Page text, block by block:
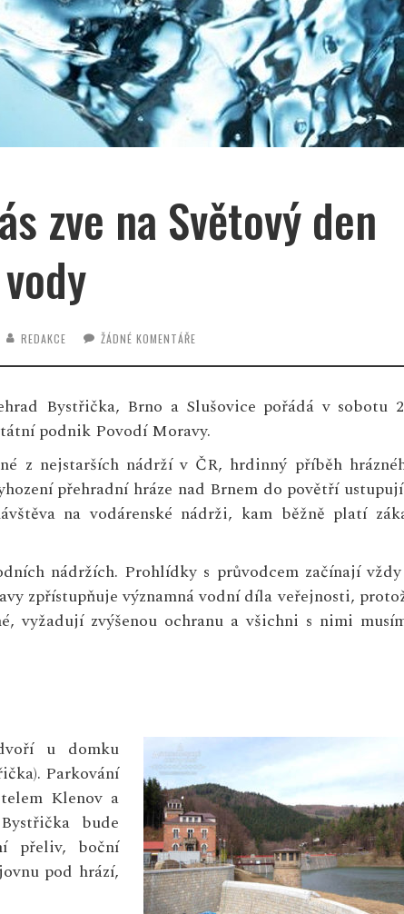
zve na Světový den
vody
REDAKCE ŽÁDNÉ KOMENTÁŘE
Bystřička, Brno a Slušovice pořádá v sobotu
podnik Povodí Moravy.
z nejstarších nádrží v ČR, hrdinný příběh
přehradní hráze nad Brnem do povětří
na vodárenské nádrži, kam běžně platí
nádržích. Prohlídky s průvodcem začínají
zpřístupňuje významná vodní díla veřejnosti,
vyžadují zvýšenou ochranu a všichni s nimi
u domku
Parkování
Klenov a
bude
přeliv, boční
pod hrází,